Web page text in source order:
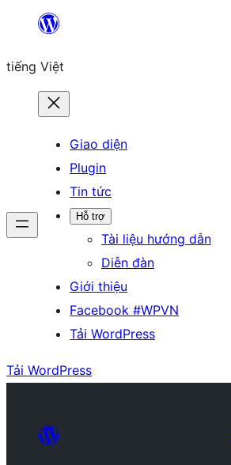
Chuyển
phần
tiếng Việt
Giao diện
Plugin
Tin tức
Hỗ trợ
Tài liệu hướng dẫn
Diễn đàn
Giới thiệu
Facebook #WPVN
Tải WordPress
Tải WordPress